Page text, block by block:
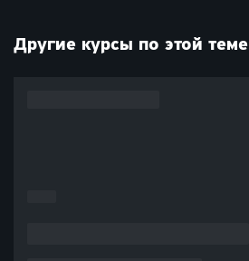
Другие курсы по этой теме